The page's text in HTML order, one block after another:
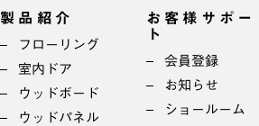
製品紹介
フローリング
室内ドア
ウッドボード
ウッドパネル
お客様サポー
ト
会員登録
お知らせ
ショールーム